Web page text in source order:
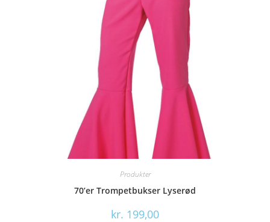
Produkter
70’er Trompetbukser Lyserød
kr. 199,00